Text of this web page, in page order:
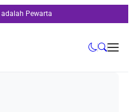
Pewarta